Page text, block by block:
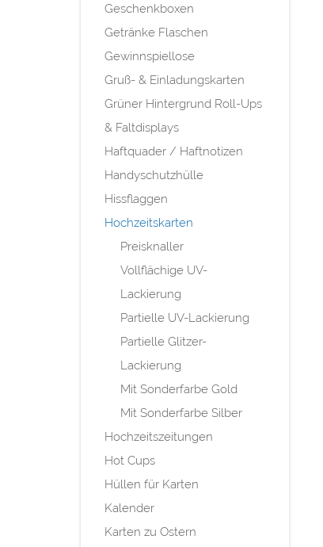
Geschenkboxen
Getränke Flaschen
Gewinnspiellose
Gruß- & Einladungskarten
Grüner Hintergrund Roll-Ups
& Faltdisplays
Haftquader / Haftnotizen
Handyschutzhülle
Hissflaggen
Hochzeitskarten
Preisknaller
Vollflächige UV-
Lackierung
Partielle UV-Lackierung
Partielle Glitzer-
Lackierung
Mit Sonderfarbe Gold
Mit Sonderfarbe Silber
Hochzeitszeitungen
Hot Cups
Hüllen für Karten
Kalender
Karten zu Ostern